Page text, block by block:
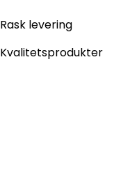
Rask levering
Kvalitetsprodukter